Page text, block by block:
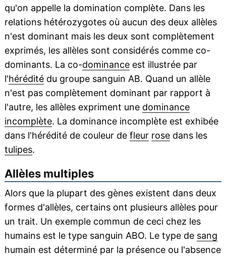
qu'on appelle la domination complète. Dans les
relations hétérozygotes où aucun des deux allèles
n'est dominant mais les deux sont complètement
exprimés, les allèles sont considérés comme co-
dominants. La co-dominanceest illustrée par
l'héréditédu groupe sanguin AB. Quand un allèle
n'est pas complètement dominant par rapport à
l'autre, les allèles expriment une dominance
incomplète. La dominance incomplète est exhibée
dans l'hérédité de couleur de fleur rosedans les
tulipes.
Allèles multiples
Alors que la plupart des gènes existent dans deux
formes d'allèles, certains ont plusieurs allèles pour
un trait. Un exemple commun de ceci chez les
humains est le type sanguin ABO. Le type de sang
humain est déterminé par la présence ou l'absence